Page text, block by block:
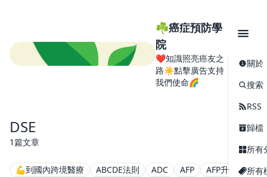
☘️癌症預防學
院
❤️知識照亮癌友之
路☀️點擊廣告支持
我們使命🌈
關於
搜索
RSS
歸檔
所有
所有
DSE
1篇文章
💪到國內跨境醫療 ABCDE法則 ADC AFP
AFP升高